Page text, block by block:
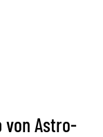
von Astro-